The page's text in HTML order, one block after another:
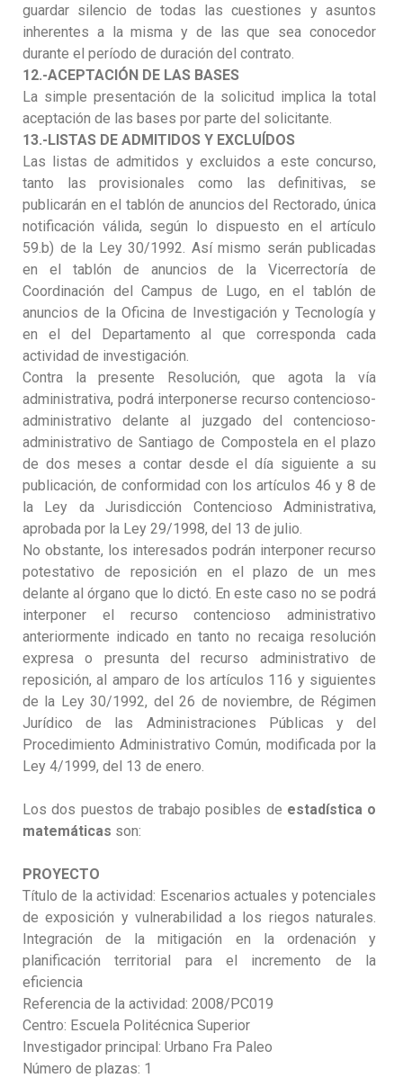
guardar silencio de todas las cuestiones y asuntos
inherentes a la misma y de las que sea conocedor
durante el período de duración del contrato.
12.-ACEPTACIÓN DE LAS BASES
La simple presentación de la solicitud implica la total
aceptación de las bases por parte del solicitante.
13.-LISTAS DE ADMITIDOS Y EXCLUÍDOS
Las listas de admitidos y excluidos a este concurso,
tanto las provisionales como las definitivas, se
publicarán en el tablón de anuncios del Rectorado, única
notificación válida, según lo dispuesto en el artículo
59.b) de la Ley 30/1992. Así mismo serán publicadas
en el tablón de anuncios de la Vicerrectoría de
Coordinación del Campus de Lugo, en el tablón de
anuncios de la Oficina de Investigación y Tecnología y
en el del Departamento al que corresponda cada
actividad de investigación.
Contra la presente Resolución, que agota la vía
administrativa, podrá interponerse recurso contencioso-
administrativo delante al juzgado del contencioso-
administrativo de Santiago de Compostela en el plazo
de dos meses a contar desde el día siguiente a su
publicación, de conformidad con los artículos 46 y 8 de
la Ley da Jurisdicción Contencioso Administrativa,
aprobada por la Ley 29/1998, del 13 de julio.
No obstante, los interesados podrán interponer recurso
potestativo de reposición en el plazo de un mes
delante al órgano que lo dictó. En este caso no se podrá
interponer el recurso contencioso administrativo
anteriormente indicado en tanto no recaiga resolución
expresa o presunta del recurso administrativo de
reposición, al amparo de los artículos 116 y siguientes
de la Ley 30/1992, del 26 de noviembre, de Régimen
Jurídico de las Administraciones Públicas y del
Procedimiento Administrativo Común, modificada por la
Ley 4/1999, del 13 de enero.
Los dos puestos de trabajo posibles de estadística o
matemáticas son:
PROYECTO
Título de la actividad: Escenarios actuales y potenciales
de exposición y vulnerabilidad a los riegos naturales.
Integración de la mitigación en la ordenación y
planificación territorial para el incremento de la
eficiencia
Referencia de la actividad: 2008/PC019
Centro: Escuela Politécnica Superior
Investigador principal: Urbano Fra Paleo
Número de plazas: 1